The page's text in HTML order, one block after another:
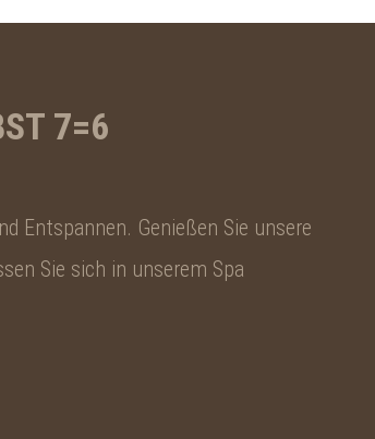
7=6
Entspannen. Genießen Sie unsere
Sie sich in unserem Spa